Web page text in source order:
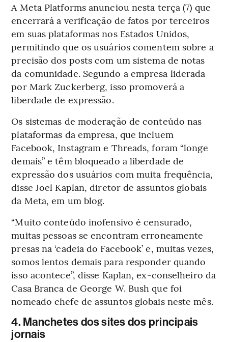
A Meta Platforms anunciou nesta terça (7) que
encerrará a verificação de fatos por terceiros
em suas plataformas nos Estados Unidos,
permitindo que os usuários comentem sobre a
precisão dos posts com um sistema de notas
da comunidade. Segundo a empresa liderada
por Mark Zuckerberg, isso promoverá a
liberdade de expressão.
Os sistemas de moderação de conteúdo nas
plataformas da empresa, que incluem
Facebook, Instagram e Threads, foram “longe
demais” e têm bloqueado a liberdade de
expressão dos usuários com muita frequência,
disse Joel Kaplan, diretor de assuntos globais
da Meta, em um blog.
“Muito conteúdo inofensivo é censurado,
muitas pessoas se encontram erroneamente
presas na ‘cadeia do Facebook’ e, muitas vezes,
somos lentos demais para responder quando
isso acontece”, disse Kaplan, ex-conselheiro da
Casa Branca de George W. Bush que foi
nomeado chefe de assuntos globais neste mês.
4. Manchetes dos sites dos principais
jornais